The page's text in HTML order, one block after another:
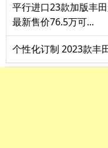
平行进口23款加版丰
最新售价76.5万可...
个性化订制 2023款丰